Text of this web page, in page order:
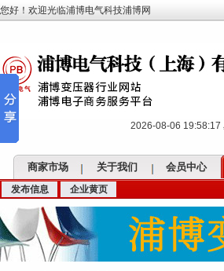
您好！欢迎光临浦博电气科技浦博网
2026-08-06 19:58:18
商家市场 关于我们 会员中心
发布信息 企业黄页